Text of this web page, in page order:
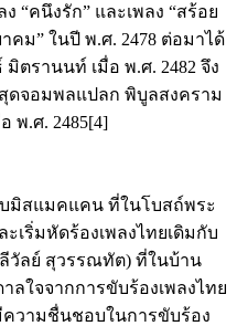
“คนึงรัก” และเพลง “สร้อย
คม” ในปี พ.ศ. 2478 ต่อมาได้
ตรานนท์ เมื่อ พ.ศ. 2482 จึง
ดจอมพลแปลก พิบูลสงคราม
พ.ศ. 2485[4]
มิสแมคแคน ที่ในโบสถ์พระ
เริ่มหัดร้องเพลงไทยเดิมกับ
วัลย์ สุวรรณทัต) ที่ในบ้าน
ใจจากการขับร้องเพลงไทย
วามชื่นชอบในการขับร้อง